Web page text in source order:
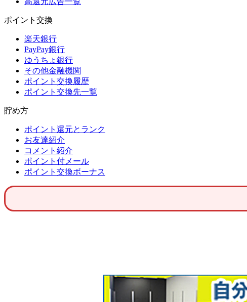
ポイント交換
楽天銀行
PayPay銀行
ゆうちょ銀行
その他金融機関
ポイント交換履歴
ポイント交換先一覧
貯め方
ポイント還元とランク
お友達紹介
コメント紹介
ポイント付メール
ポイント交換ボーナス